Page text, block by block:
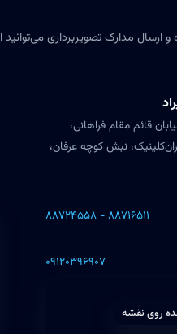
ارسال مدارک تصویربرداری
قائم مقام فراهانی،
نبش کوچه عرفان،
۸۸۷۲۴۵۵۸ - ۸۸۷۱۶۵۱۱
۰۹۱۲۰۳۹۶۹۰۷
روی نقشه